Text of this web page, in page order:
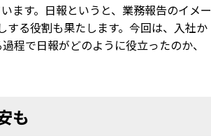
ます。日報というと、業務報告のイメー
る役割も果たします。今回は、入社か
程で日報がどのように役立ったのか、
も